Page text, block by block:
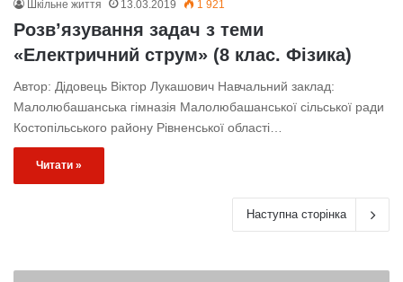
Шкільне життя 13.03.2019 1 921
Розв’язування задач з теми
«Електричний струм» (8 клас. Фізика)
Автор: Дідовець Віктор Лукашович Навчальний заклад:
Малолюбашанська гімназія Малолюбашанської сільської ради
Костопільського району Рівненської області…
Читати »
Наступна сторінка